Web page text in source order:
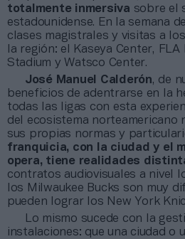
totalmente inmersiva sobre el
estadounidense. En la semana
clases magistrales y visitas a
la región: el Kaseya Center,
Stadium y Watsco Center.
José Manuel Calderón, de
beneficios de adentrarse en la
todas las ligas con esta
del ecosistema norteamericano
sus propias normas y
franquicia, con la ciudad y el
opera, tiene realidades
contratos audiovisuales a nivel
los Milwaukee Bucks son muy
pueden lograr los New York
Lo mismo sucede con la
instalaciones: que una ciudad o